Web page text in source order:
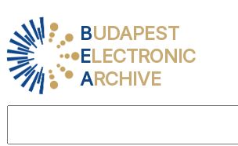
BUDAPEST
ELECTRONIC
ARCHIVE